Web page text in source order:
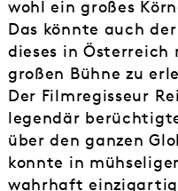
wohl ein großes
Das könnte auch
dieses in
großen Bühne zu
Der Filmregisseur
legendär
über den ganzen
konnte in
wahrhaft